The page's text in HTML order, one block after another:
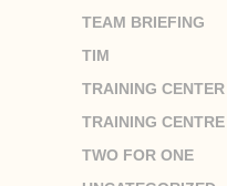
TEAM BRIEFING
TIM
TRAINING CENTER
TRAINING CENTRE
TWO FOR ONE